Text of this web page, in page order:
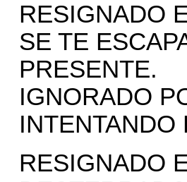
RESIGNADO
SE TE
PRESENTE.
IGNORADO
RESIGNADO